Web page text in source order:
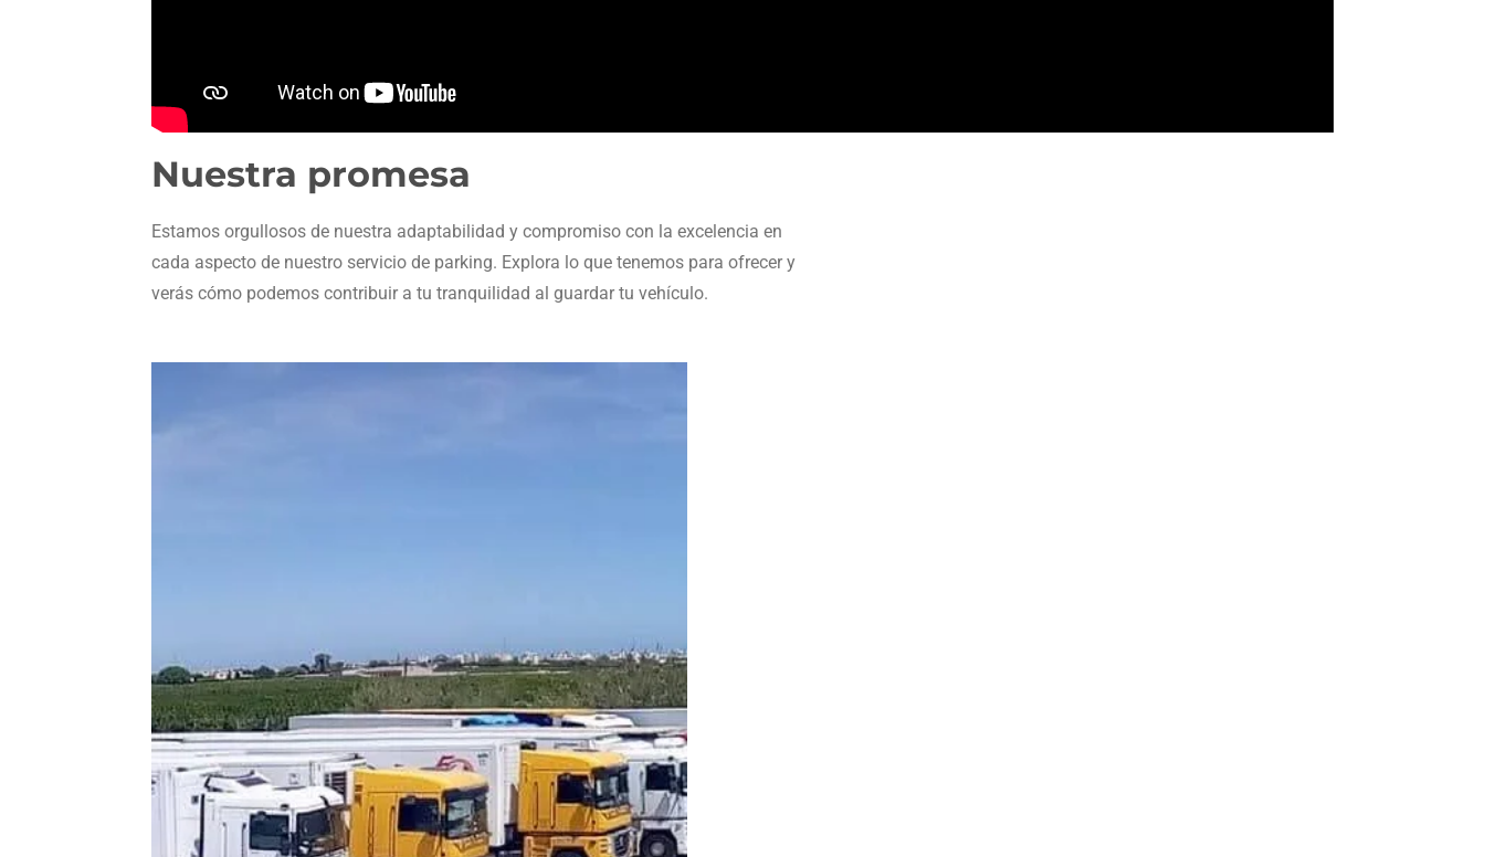
Nuestra promesa
Estamos orgullosos de nuestra adaptabilidad y compromiso con la excelencia en
cada aspecto de nuestro servicio de parking. Explora lo que tenemos para ofrecer y
verás cómo podemos contribuir a tu tranquilidad al guardar tu vehículo.